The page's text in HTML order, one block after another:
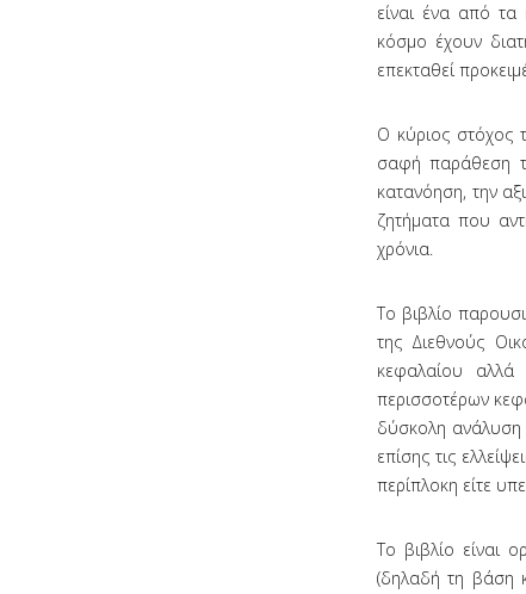
είναι ένα από τα
κόσμο έχουν
επεκταθεί
Ο κύριος στόχος
σαφή παράθεση
κατανόηση, την
ζητήματα που
χρόνια.
Το βιβλίο
της Διεθνούς
κεφαλαίου αλλά
περισσοτέρων
δύσκολη ανάλυση
επίσης τις
περίπλοκη είτε
Το βιβλίο είναι
(δηλαδή τη βάση